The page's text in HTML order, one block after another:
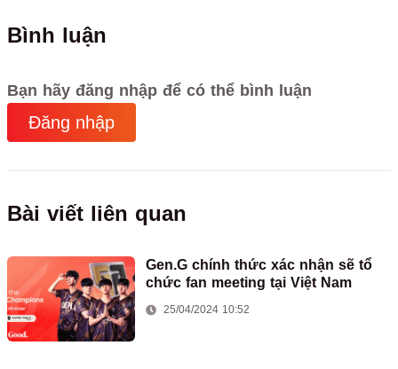
Bình luận
Bạn hãy đăng nhập để có thể bình luận
Đăng nhập
Bài viết liên quan
Gen.G chính thức xác nhận sẽ tổ
chức fan meeting tại Việt Nam
25/04/2024 10:52